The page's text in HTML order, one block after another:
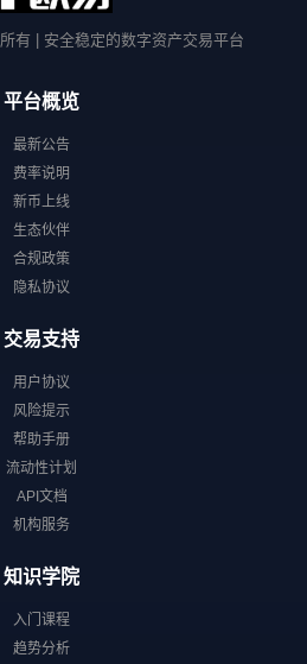
有 | 安全稳定的数字资产交易平台
平台概览
最新公告
费率说明
新币上线
生态伙伴
合规政策
隐私协议
交易支持
用户协议
风险提示
帮助手册
流动性计划
API文档
机构服务
知识学院
入门课程
趋势分析